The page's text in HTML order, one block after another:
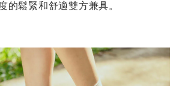
的鬆緊和舒適雙方兼具。